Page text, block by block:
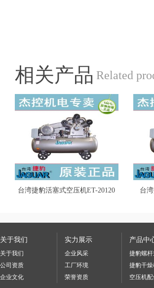
相关产品 Related
台湾捷豹活塞式空压机ET-20120 台
关于我们
关于我们
公司资质
企业文化
实力展示
企业风采
工厂环境
荣誉资质
产品中
捷豹螺
捷豹干
空压机